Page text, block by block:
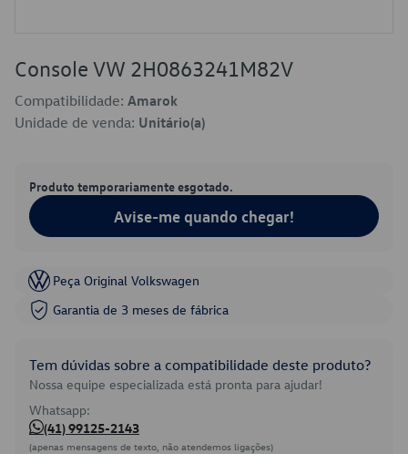
Console VW 2H0863241M82V
Compatibilidade: Amarok
Unidade de venda: Unitário(a)
Produto temporariamente esgotado.
Avise-me quando chegar!
Peça Original Volkswagen
Garantia de 3 meses de fábrica
Tem dúvidas sobre a compatibilidade deste produto?
Nossa equipe especializada está pronta para ajudar!
Whatsapp:
(41) 99125-2143
(apenas mensagens de texto, não atendemos ligações)